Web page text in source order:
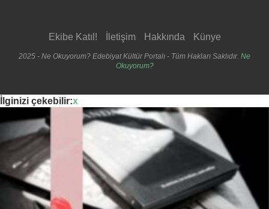
Ekibe Katıl! İletişim Hakkında Künye
2025 - Ne Okuyorum? Edebiyat Kültür Portalı - Tüm Hakları Saklıdır. Ne
Okuyorum?
İlginizi çekebilir:x